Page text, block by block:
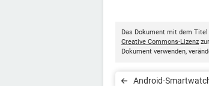
Das Dokument mit dem Titel
Creative Commons-Lizenz
Dokument verwenden,
Android-